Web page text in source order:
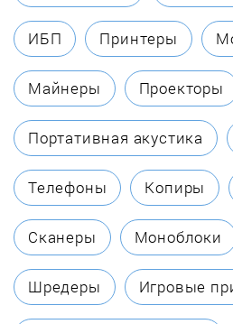
ИБП Принтеры
Майнеры Проекторы
Портативная акустика
Телефоны Копиры
Сканеры Моноблоки
Шредеры Игровые